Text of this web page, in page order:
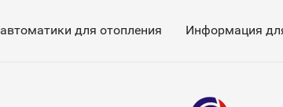
для отопления Информация